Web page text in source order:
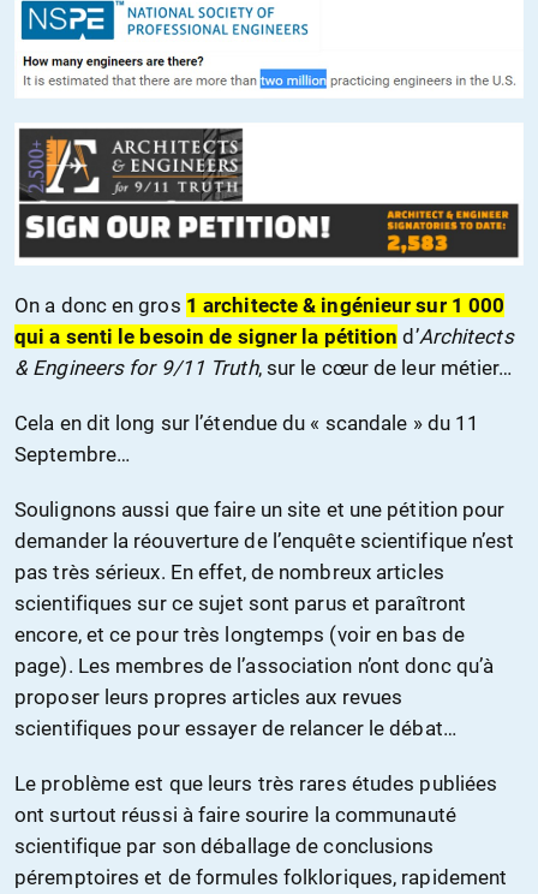
On a donc en gros 1 architecte & ingénieur sur 1 000
qui a senti le besoin de signer la pétition d’Architects
& Engineers for 9/11 Truth, sur le cœur de leur métier…
Cela en dit long sur l’étendue du « scandale » du 11
Septembre…
Soulignons aussi que faire un site et une pétition pour
demander la réouverture de l’enquête scientifique n’est
pas très sérieux. En effet, de nombreux articles
scientifiques sur ce sujet sont parus et paraîtront
encore, et ce pour très longtemps (voir en bas de
page). Les membres de l’association n’ont donc qu’à
proposer leurs propres articles aux revues
scientifiques pour essayer de relancer le débat…
Le problème est que leurs très rares études publiées
ont surtout réussi à faire sourire la communauté
scientifique par son déballage de conclusions
péremptoires et de formules folkloriques, rapidement